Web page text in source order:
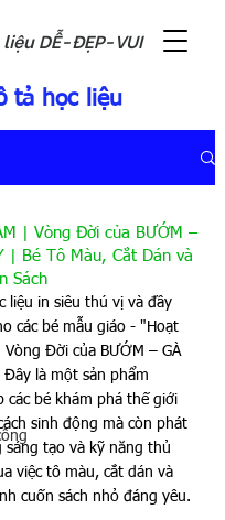
liệu DỄ-ĐẸP-VUI
tả học liệu
| Vòng Đời của BƯỚM –
| Bé Tô Màu, Cắt Dán và
Sách
liệu in siêu thú vị và đầy
các bé mẫu giáo - "Hoạt
Vòng Đời của BƯỚM – GÀ
Đây là một sản phẩm
các bé khám phá thế giới
sinh động mà còn phát
sáng tạo và kỹ năng thủ
việc tô màu, cắt dán và
cuốn sách nhỏ đáng yêu.